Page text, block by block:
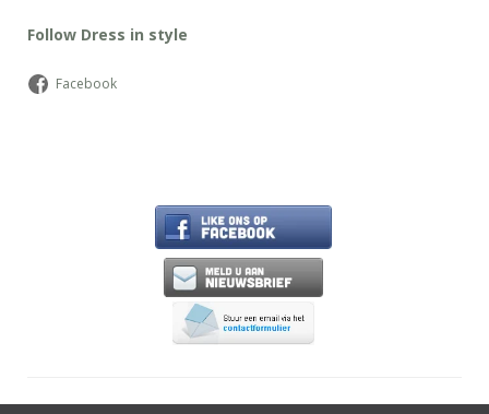
Follow Dress in style
Facebook